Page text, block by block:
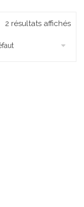
2 résultats affichés